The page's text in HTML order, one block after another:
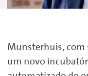
Munsterhuis, com
um novo